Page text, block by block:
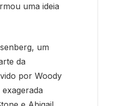
uma ideia
, um
da
por Woody